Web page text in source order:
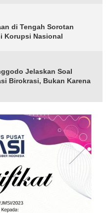
di Tengah Sorotan
Korupsi Nasional
Jelaskan Soal
Birokrasi, Bukan Karena